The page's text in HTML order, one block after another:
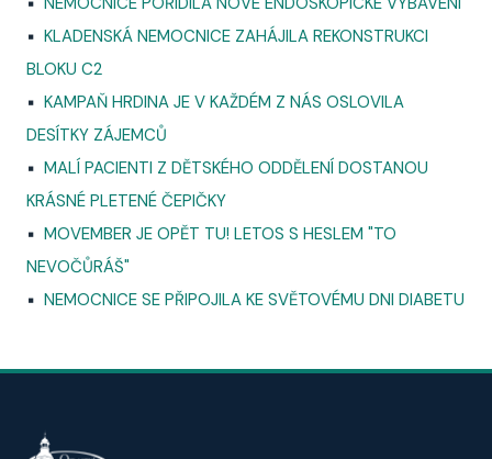
▪ KLADENSKÁ NEMOCNICE ZAHÁJILA REKONSTRUKCI
BLOKU C2
▪ KAMPAŇ HRDINA JE V KAŽDÉM Z NÁS OSLOVILA
DESÍTKY ZÁJEMCŮ
▪ MALÍ PACIENTI Z DĚTSKÉHO ODDĚLENÍ DOSTANOU
KRÁSNÉ PLETENÉ ČEPIČKY
▪ MOVEMBER JE OPĚT TU! LETOS S HESLEM "TO
NEVOČŮRÁŠ"
▪ NEMOCNICE SE PŘIPOJILA KE SVĚTOVÉMU DNI DIABETU